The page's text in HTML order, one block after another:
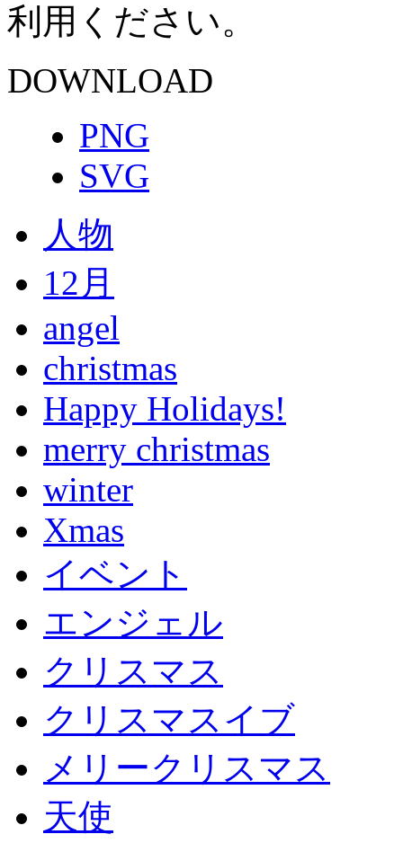
利用ください。
DOWNLOAD
PNG
SVG
人物
12月
angel
christmas
Happy Holidays!
merry christmas
winter
Xmas
イベント
エンジェル
クリスマス
クリスマスイブ
メリークリスマス
天使